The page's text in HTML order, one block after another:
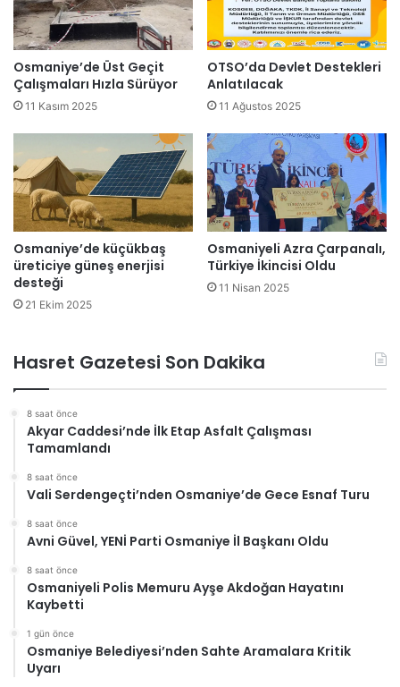
Osmaniye’de Üst Geçit
Çalışmaları Hızla Sürüyor
11 Kasım 2025
OTSO’da Devlet Destekleri
Anlatılacak
11 Ağustos 2025
Osmaniye’de küçükbaş
üreticiye güneş enerjisi
desteği
21 Ekim 2025
Osmaniyeli Azra Çarpanalı,
Türkiye İkincisi Oldu
11 Nisan 2025
Hasret Gazetesi Son Dakika
8 saat önce
Akyar Caddesi’nde İlk Etap Asfalt Çalışması
Tamamlandı
8 saat önce
Vali Serdengeçti’nden Osmaniye’de Gece Esnaf Turu
8 saat önce
Avni Güvel, YENİ Parti Osmaniye İl Başkanı Oldu
8 saat önce
Osmaniyeli Polis Memuru Ayşe Akdoğan Hayatını
Kaybetti
1 gün önce
Osmaniye Belediyesi’nden Sahte Aramalara Kritik
Uyarı